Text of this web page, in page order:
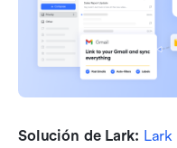
Solución de Lark: